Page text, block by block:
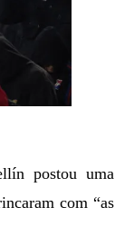
postou uma
com “as